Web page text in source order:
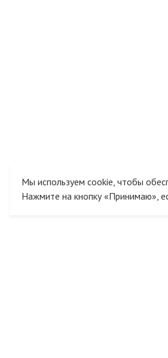
Мы используем cookie, чтобы
Нажмите на кнопку «Принимаю»,